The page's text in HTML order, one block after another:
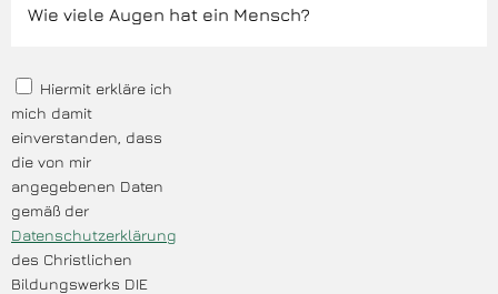
Hiermit erkläre ich
mich damit
einverstanden, dass
die von mir
angegebenen Daten
gemäß der
Datenschutzerklärung
des Christlichen
Bildungswerks DIE